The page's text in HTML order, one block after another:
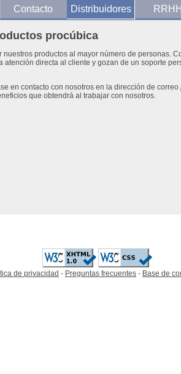
Contacto Distribuidores RRHH
procúbica
productos al mayor número de personas.
directa al cliente y gozan de un soporte
en contacto con nosotros en la dirección de correo
que obtendrá al trabajar con nosotros.
de privacidad - Preguntas frecuentes - Base de